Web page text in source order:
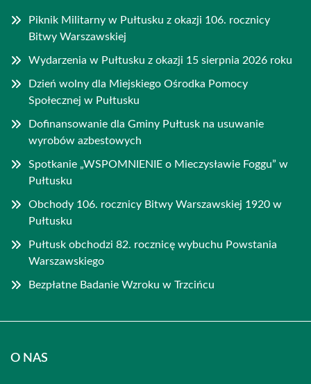
Piknik Militarny w Pułtusku z okazji 106. rocznicy
Bitwy Warszawskiej
Wydarzenia w Pułtusku z okazji 15 sierpnia 2026 roku
Dzień wolny dla Miejskiego Ośrodka Pomocy
Społecznej w Pułtusku
Dofinansowanie dla Gminy Pułtusk na usuwanie
wyrobów azbestowych
Spotkanie „WSPOMNIENIE o Mieczysławie Foggu” w
Pułtusku
Obchody 106. rocznicy Bitwy Warszawskiej 1920 w
Pułtusku
Pułtusk obchodzi 82. rocznicę wybuchu Powstania
Warszawskiego
Bezpłatne Badanie Wzroku w Trzcińcu
O NAS